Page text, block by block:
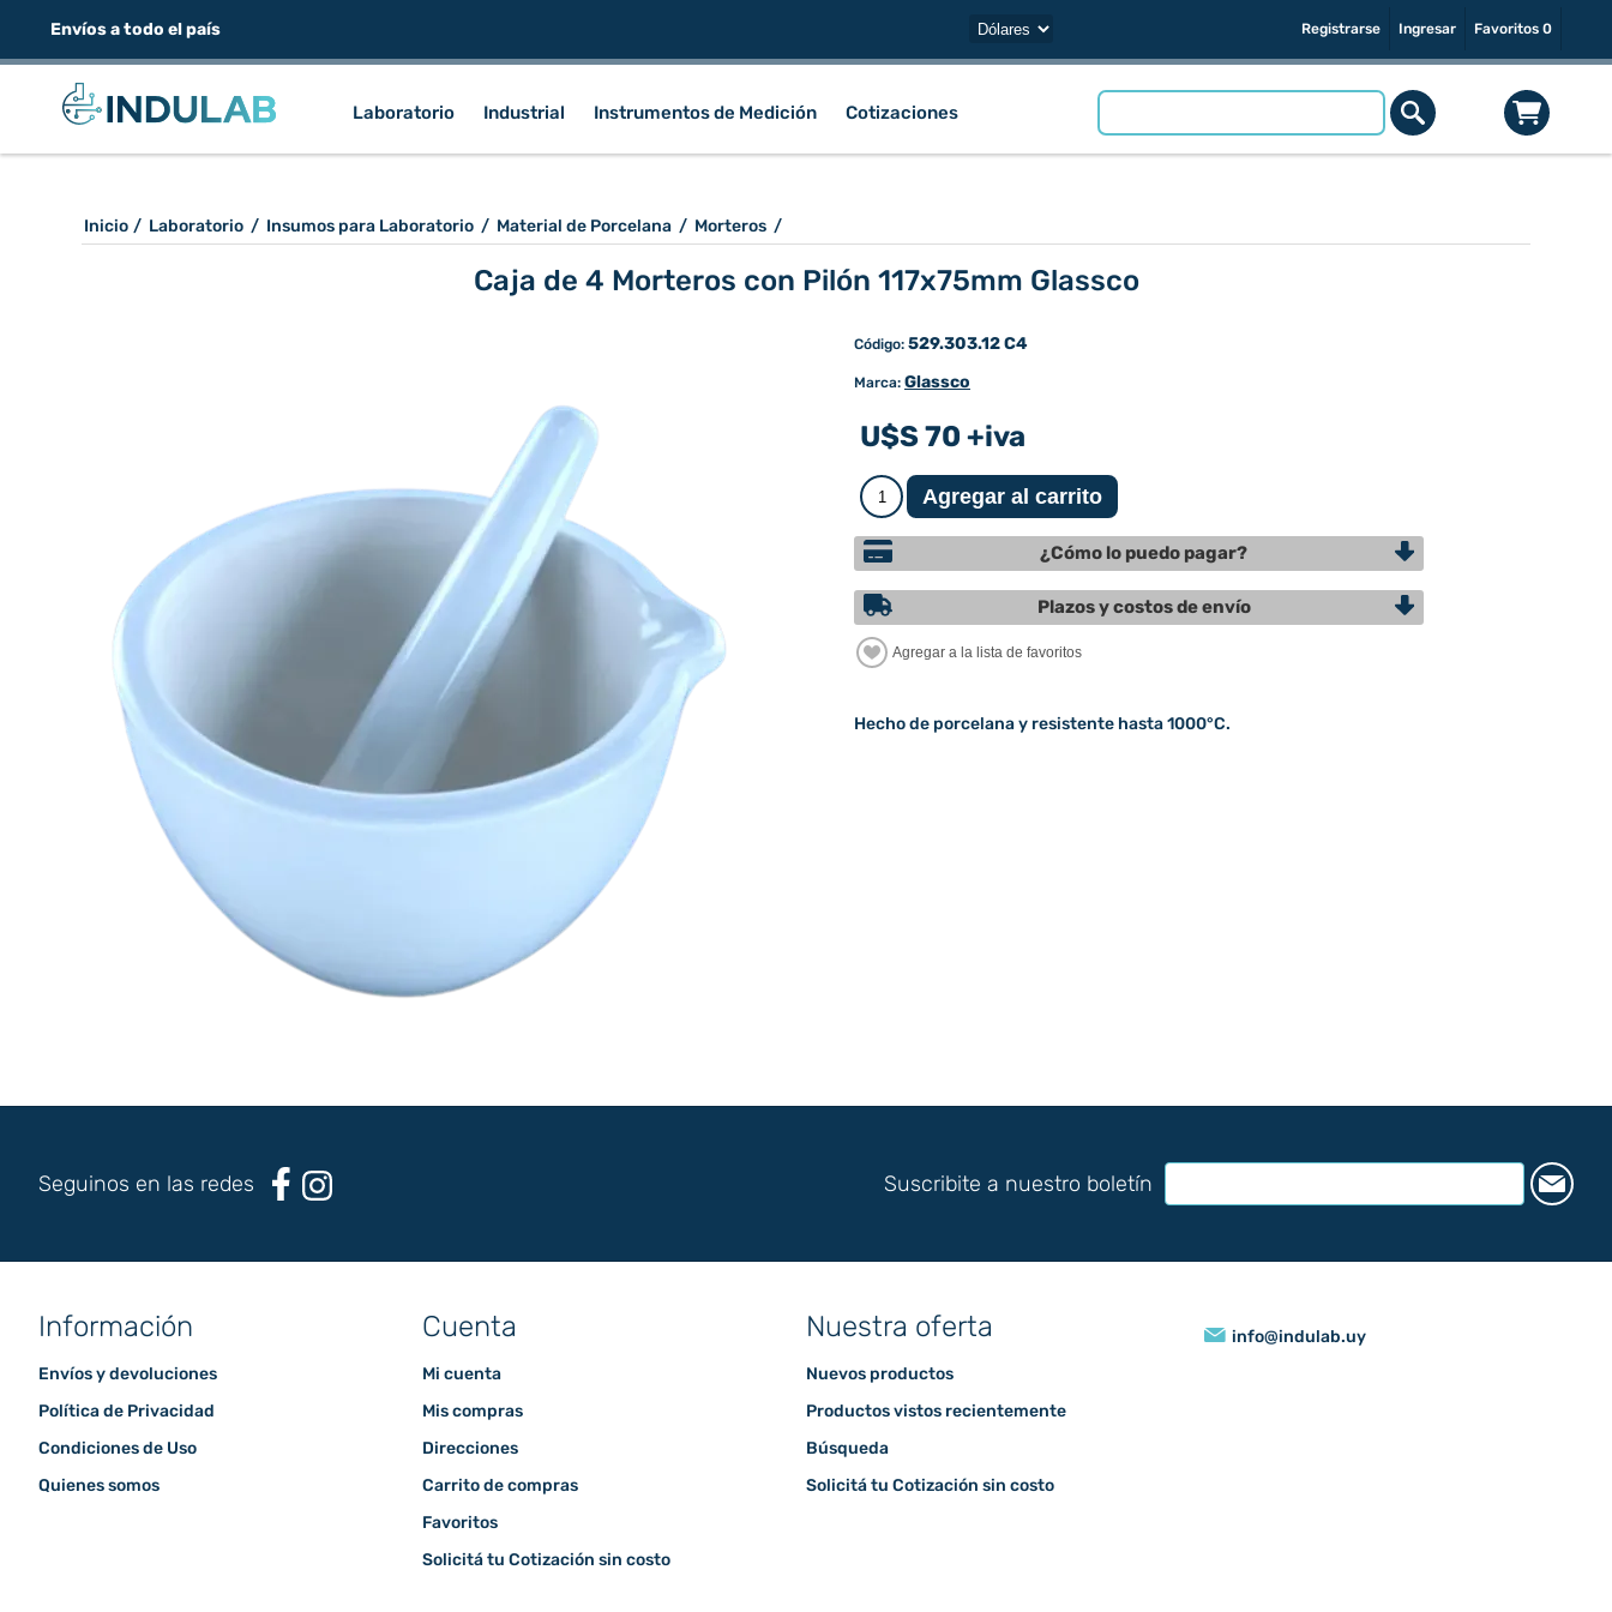
Envíos a todo el país Registrarse Ingresar Favoritos 0
Laboratorio Industrial Instrumentos de Medición Cotizaciones
Inicio / Laboratorio / Insumos para Laboratorio / Material de Porcelana / Morteros /
Caja de 4 Morteros con Pilón 117x75mm Glassco
Código: 529.303.12 C4
Marca: Glassco
U$S 70 +iva
¿Cómo lo puedo pagar?
Plazos y costos de envío
Hecho de porcelana y resistente hasta 1000°C.
Seguinos en las redes Suscribite a nuestro boletín
Información
Envíos y devoluciones
Política de Privacidad
Condiciones de Uso
Quienes somos
Cuenta
Mi cuenta
Mis compras
Direcciones
Carrito de compras
Favoritos
Solicitá tu Cotización sin costo
Nuestra oferta
Nuevos productos
Productos vistos recientemente
Búsqueda
Solicitá tu Cotización sin costo
info@indulab.uy